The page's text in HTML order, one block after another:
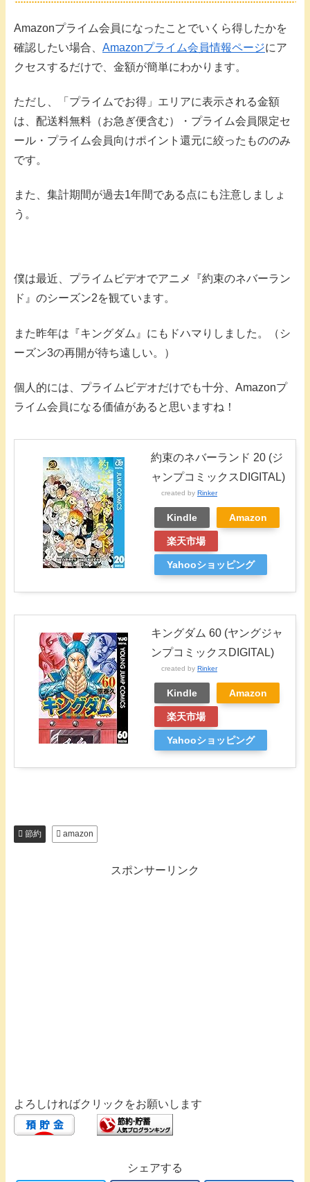
Amazonプライム会員になったことでいくら得したかを
確認したい場合、 Amazonプライム会員情報ページにア
クセスするだけで、金額が簡単にわかります。
ただし、「プライムでお得」エリアに表示される金額
は、配送料無料（お急ぎ便含む）・プライム会員限定セ
ール・プライム会員向けポイント還元に絞ったもののみ
です。
また、集計期間が過去1年間である点にも注意しましょ
う。
僕は最近、プライムビデオでアニメ『約束のネバーラン
ド』のシーズン2を観ています。
また昨年は『キングダム』にもドハマりしました。（シ
ーズン3の再開が待ち遠しい。）
個人的には、プライムビデオだけでも十分、Amazonプ
ライム会員になる価値があると思いますね！
約束のネバーランド 20 (ジ
ャンプコミックスDIGITAL)
created by Rinker
Kindle Amazon
楽天市場
Yahooショッピング
キングダム 60 (ヤングジャ
ンプコミックスDIGITAL)
created by Rinker
Kindle Amazon
楽天市場
Yahooショッピング
節約 amazon
スポンサーリンク
よろしければクリックをお願いします
シェアする